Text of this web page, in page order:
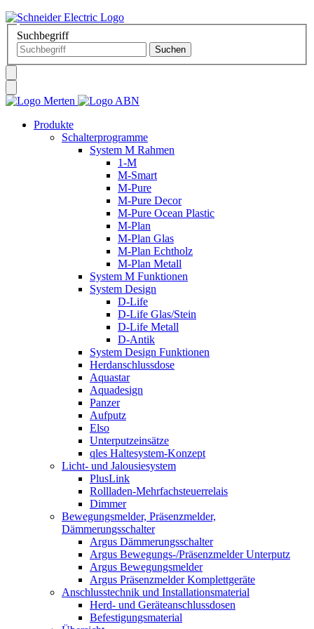
Suchbegriff
Produkte
Schalterprogramme
System M Rahmen
1-M
M-Smart
M-Pure
M-Pure Decor
M-Pure Ocean Plastic
M-Plan
M-Plan Glas
M-Plan Echtholz
M-Plan Metall
System M Funktionen
System Design
D-Life
D-Life Glas/Stein
D-Life Metall
D-Antik
System Design Funktionen
Herdanschlussdose
Aquastar
Aquadesign
Panzer
Aufputz
Elso
Unterputzeinsätze
qles Haltesystem-Konzept
Licht- und Jalousiesystem
PlusLink
Rollladen-Mehrfachsteuerrelais
Dimmer
Bewegungsmelder, Präsenzmelder,
Dämmerungsschalter
Argus Dämmerungsschalter
Argus Bewegungs-/Präsenzmelder Unterputz
Argus Bewegungsmelder
Argus Präsenzmelder Komplettgeräte
Anschlusstechnik und Installationsmaterial
Herd- und Geräteanschlussdosen
Befestigungsmaterial